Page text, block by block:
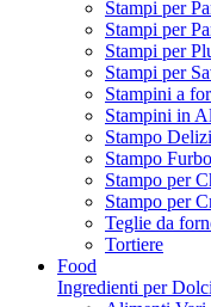
Stampi per
Stampi per
Stampi per
Stampi per
Stampini a
Stampini in
Stampo
Stampo Furbo
Stampo per
Stampo per
Teglie da
Tortiere
Food
Ingredienti per Dolci